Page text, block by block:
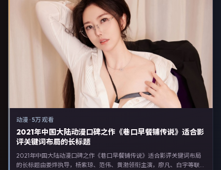
动漫 · 5万 观看
2021年中国大陆动漫口碑之作《巷口早餐铺传说》适合影
评关键词布局的长标题
2021年中国大陆动漫口碑之作《巷口早餐铺传说》适合影评关键词布局
的长标题由娄烨执导，杨紫琼、范伟、黄渤领衔主演，廖凡、白宇等联合